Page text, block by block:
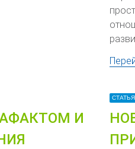
И
СТАТЬЯ